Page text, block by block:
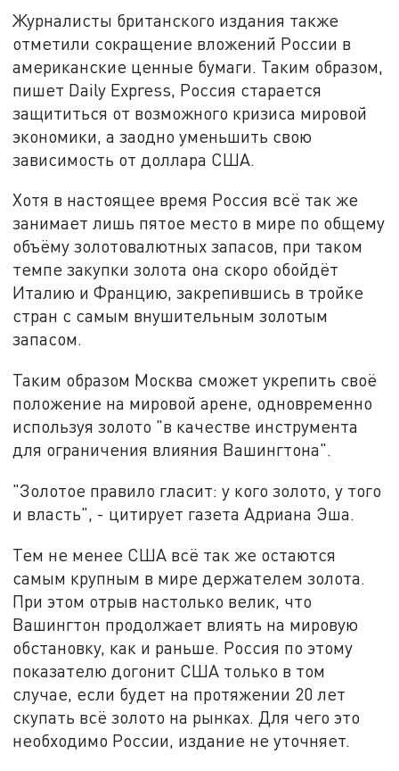
Журналисты британского издания также
отметили сокращение вложений России в
американские ценные бумаги. Таким образом,
пишет Daily Express, Россия старается
защититься от возможного кризиса мировой
экономики, а заодно уменьшить свою
зависимость от доллара США.
Хотя в настоящее время Россия всё так же
занимает лишь пятое место в мире по общему
объёму золотовалютных запасов, при таком
темпе закупки золота она скоро обойдёт
Италию и Францию, закрепившись в тройке
стран с самым внушительным золотым
запасом.
Таким образом Москва сможет укрепить своё
положение на мировой арене, одновременно
используя золото "в качестве инструмента
для ограничения влияния Вашингтона".
"Золотое правило гласит: у кого золото, у того
и власть", - цитирует газета Адриана Эша.
Тем не менее США всё так же остаются
самым крупным в мире держателем золота.
При этом отрыв настолько велик, что
Вашингтон продолжает влиять на мировую
обстановку, как и раньше. Россия по этому
показателю догонит США только в том
случае, если будет на протяжении 20 лет
скупать всё золото на рынках. Для чего это
необходимо России, издание не уточняет.